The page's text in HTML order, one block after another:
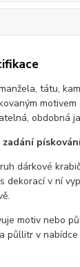
tátu,
obdobná
dárkové
dekorací v ní
motiv nebo
a půllitr v nabídce